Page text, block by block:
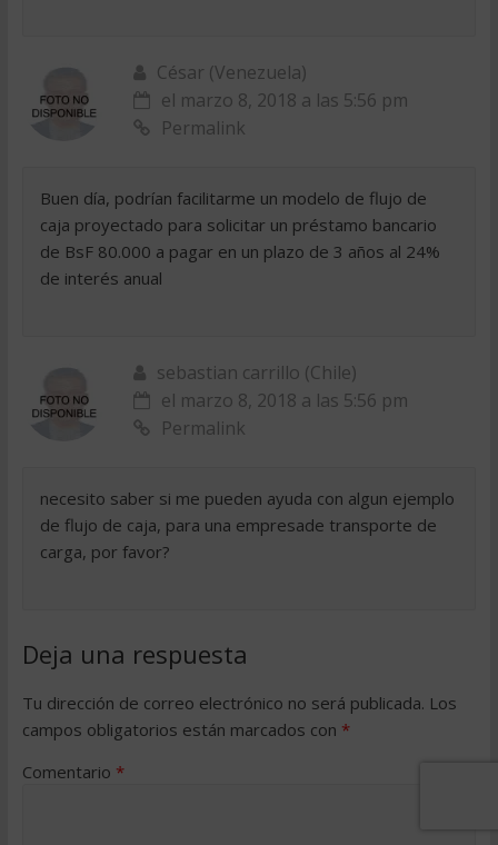
César (Venezuela)
el marzo 8, 2018 a las 5:56 pm
Permalink
Buen día, podrían facilitarme un modelo de flujo de
caja proyectado para solicitar un préstamo bancario
de BsF 80.000 a pagar en un plazo de 3 años al 24%
de interés anual
sebastian carrillo (Chile)
el marzo 8, 2018 a las 5:56 pm
Permalink
necesito saber si me pueden ayuda con algun ejemplo
de flujo de caja, para una empresade transporte de
carga, por favor?
Deja una respuesta
Tu dirección de correo electrónico no será publicada. Los
campos obligatorios están marcados con *
Comentario *